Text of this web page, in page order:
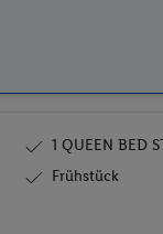
1 QUEEN BED
Frühstück